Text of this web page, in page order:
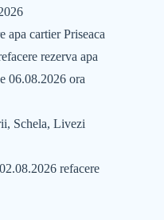
apa cartier Priseaca
rezerva apa
06.08.2026 ora
Schela, Livezi
refacere